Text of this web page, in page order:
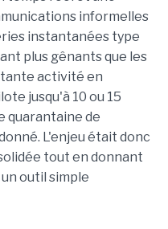
informelles
instantanées type
plus gênants que les
activité en
jusqu'à 10 ou 15
quarantaine de
L'enjeu était donc
tout en donnant
outil simple